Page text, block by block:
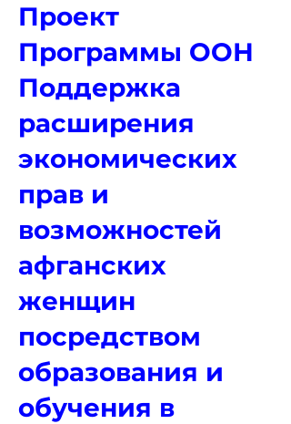
Проект
Программы ООН
Поддержка
расширения
экономических
прав и
возможностей
афганских
женщин
посредством
образования и
обучения в